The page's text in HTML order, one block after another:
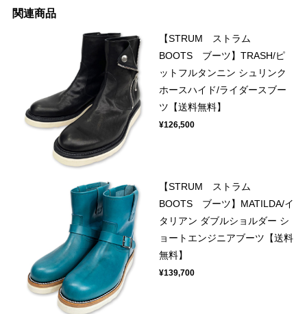
関連商品
【STRUM ストラム
BOOTS ブーツ】TRASH/ピ
ットフルタンニン シュリンク
ホースハイド/ライダースブー
ツ【送料無料】
¥126,500
【STRUM ストラム
BOOTS ブーツ】MATILDA/イ
タリアン ダブルショルダー シ
ョートエンジニアブーツ【送料
無料】
¥139,700